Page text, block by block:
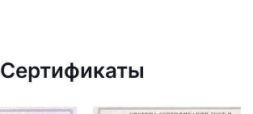
Сертификаты